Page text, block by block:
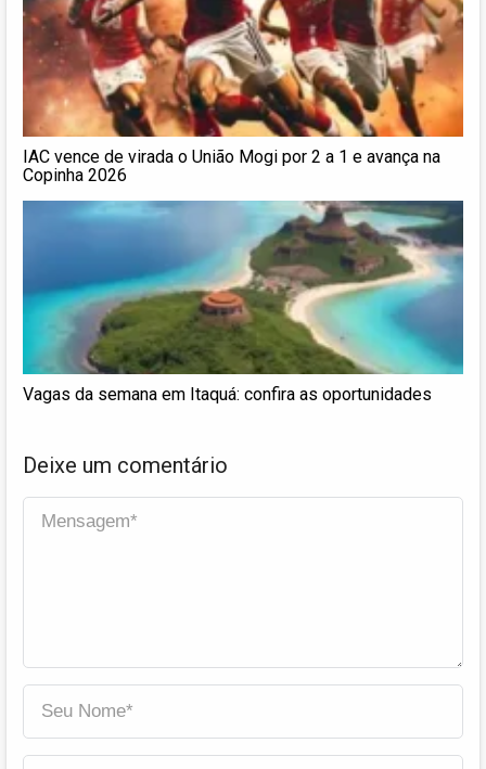
IAC vence de virada o União Mogi por 2 a 1 e avança na
Copinha 2026
Vagas da semana em Itaquá: confira as oportunidades
Deixe um comentário